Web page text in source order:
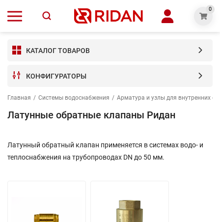
0
КАТАЛОГ ТОВАРОВ
КОНФИГУРАТОРЫ
Главная / Системы водоснабжения / Арматура и узлы для внутренних
Латунные обратные клапаны Ридан
Латунный обратный клапан применяется в системах водо- и
теплоснабжения на трубопроводах DN до 50 мм.